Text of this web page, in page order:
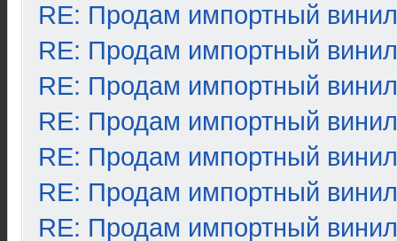
RE: Продам импортный винил
RE: Продам импортный винил
RE: Продам импортный винил
RE: Продам импортный винил
RE: Продам импортный винил
RE: Продам импортный винил
RE: Продам импортный винил